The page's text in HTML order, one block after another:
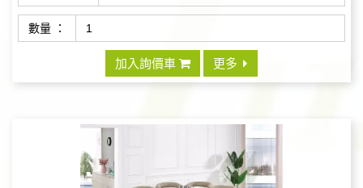
數量 ：
加入詢價車 更多